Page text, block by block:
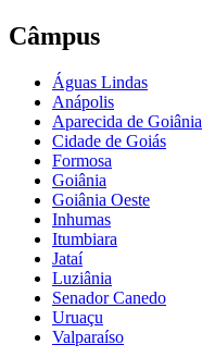
Câmpus
Águas Lindas
Anápolis
Aparecida de Goiânia
Cidade de Goiás
Formosa
Goiânia
Goiânia Oeste
Inhumas
Itumbiara
Jataí
Luziânia
Senador Canedo
Uruaçu
Valparaíso